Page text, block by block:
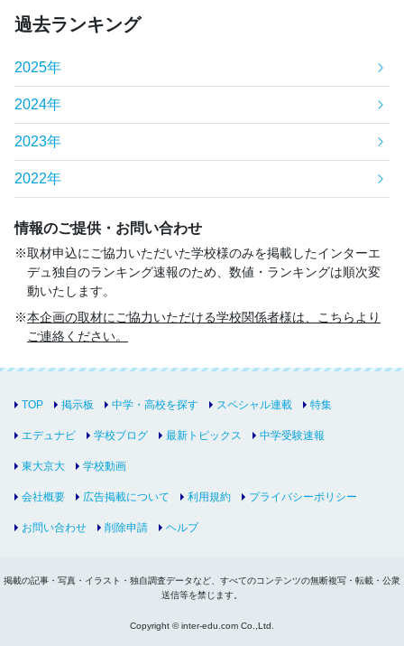
過去ランキング
2025年
2024年
2023年
2022年
情報のご提供・お問い合わせ
取材申込にご協力いただいた学校様のみを掲載したインターエ
デュ独自のランキング速報のため、数値・ランキングは順次変
動いたします。
本企画の取材にご協力いただける学校関係者様は、こちらより
ご連絡ください。
TOP 掲示板 中学・高校を探す スペシャル連載 特集
エデュナビ 学校ブログ 最新トピックス 中学受験速報
東大京大 学校動画
会社概要 広告掲載について 利用規約 プライバシーポリシー
お問い合わせ 削除申請 ヘルプ
掲載の記事・写真・イラスト・独自調査データなど、すべてのコンテンツの無断複写・転載・公衆
送信等を禁じます。
Copyright © inter-edu.com Co.,Ltd.